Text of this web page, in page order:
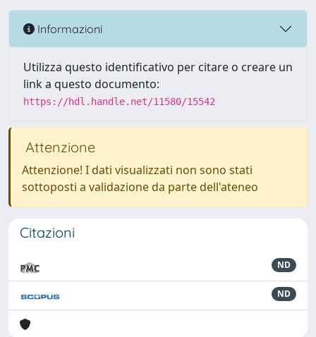
Informazioni
Utilizza questo identificativo per citare o creare un
link a questo documento:
https://hdl.handle.net/11580/15542
Attenzione
Attenzione! I dati visualizzati non sono stati
sottoposti a validazione da parte dell'ateneo
Citazioni
ND
ND